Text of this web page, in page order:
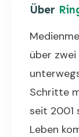
Über
über
Schritte
seit 2001
Leben